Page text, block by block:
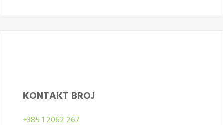
KONTAKT BROJ
+385 1 2062 267